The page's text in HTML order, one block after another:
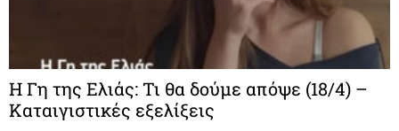
Η Γη της Ελιάς: Τι θα δούμε απόψε (18/4) –
Καταιγιστικές εξελίξεις